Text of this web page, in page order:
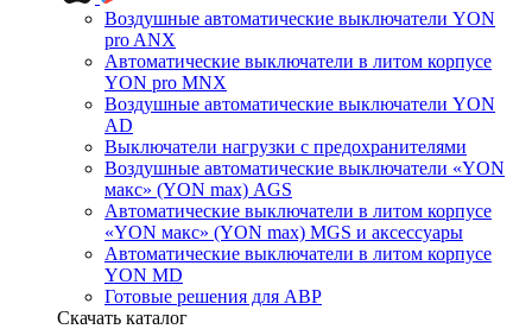
Воздушные автоматические выключатели YON
pro ANX
Автоматические выключатели в литом корпусе
YON pro MNX
Воздушные автоматические выключатели YON
AD
Выключатели нагрузки с предохранителями
Воздушные автоматические выключатели «YON
макс» (YON max) AGS
Автоматические выключатели в литом корпусе
«YON макс» (YON max) MGS и аксессуары
Автоматические выключатели в литом корпусе
YON MD
Готовые решения для АВР
Скачать каталог